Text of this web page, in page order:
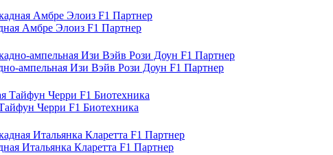
Амбре Элоиз F1 Партнер
ампельная Изи Вэйв Рози Доун F1 Партнер
Черри F1 Биотехника
Итальянка Кларетта F1 Партнер